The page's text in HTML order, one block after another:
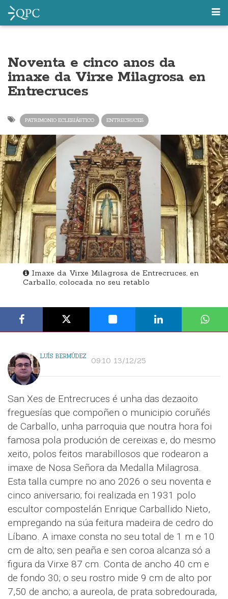
Noventa e cinco anos da
imaxe da Virxe Milagrosa en
Entrecruces
PATRIMONIO ECLESIÁSTICO ENTRECRUCES
Imaxe da Virxe Milagrosa de Entrecruces, en
Carballo, colocada no seu retablo
LUÍS BERMÚDEZ 09:10 13/12/25
San Xes de Entrecruces é unha das dezaoito
freguesías que compoñen o municipio coruñés
de Carballo, unha parroquia que noutra hora foi
famosa pola produción de cereixas e, do mesmo
xeito, polos feitos marabillosos que rodearon a
imaxe de Nosa Señora da Medalla Milagrosa.
Esta talla cumpre no ano 2026 o seu noventa e
cinco aniversario; foi realizada en 1931 polo
escultor compostelán Enrique Carballido Nieto,
empregando na súa feitura madeira de cedro do
Líbano. A imaxe consta no seu total de 1 m e 10
cm de alto; sen peaña e sen coroa alcanza só a
figura da Virxe 87 cm. Conta de ancho 40 cm e
de fondo 30; o seu rostro mide 9 cm de alto por
7,50 de ancho; a aureola, de prata sobredourada,